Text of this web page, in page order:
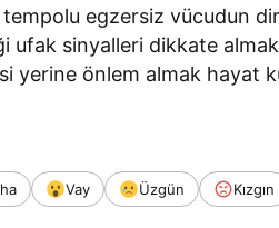
egzersiz vücudun
sinyalleri dikkate almak
yerine önlem almak hayat
Vay Üzgün Kızgın